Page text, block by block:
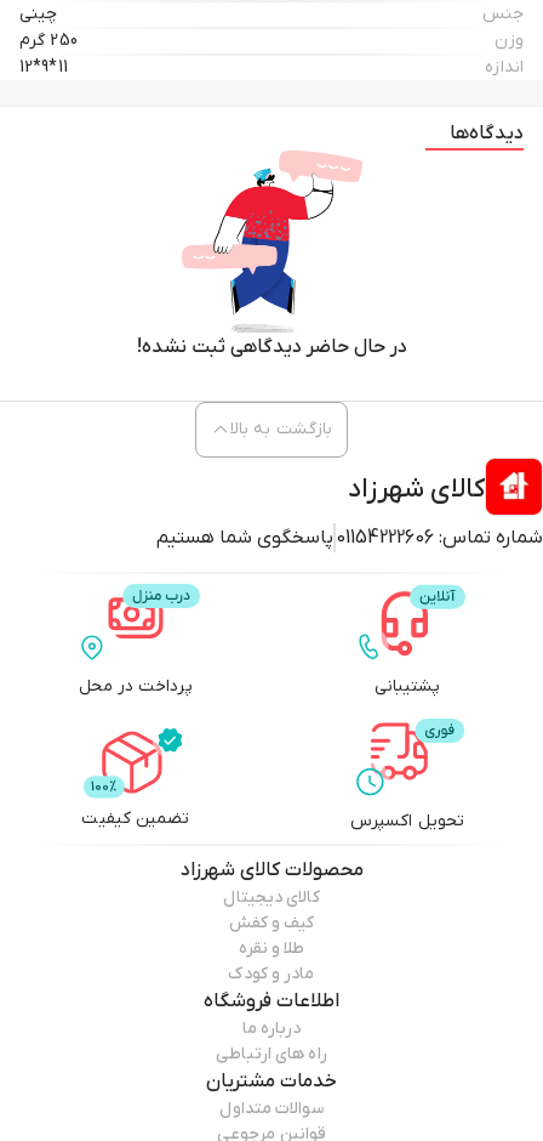
جنس
چینی
وزن
250 گرم
اندازه
11*9*12
دیدگاه‌ها
در حال حاضر دیدگاهی ثبت نشده!
کالای شهرزاد
شماره تماس: 01154222606 پاسخگوی شما هستیم
بازگشت به بالا
پشتیبانی پرداخت در محل
تحویل اکسپرس تضمین کیفیت
محصولاتکالای شهرزاد
کالای دیجیتال
کیف و کفش
طلا و نقره
مادر و کودک
اطلاعات فروشگاه
درباره ما
راه های ارتباطی
خدمات مشتریان
سوالات متداول
قوانین مرجوعی